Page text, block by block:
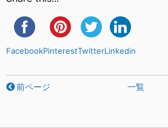
FacebookPinterestTwitterLinkedin
前ページ 一覧